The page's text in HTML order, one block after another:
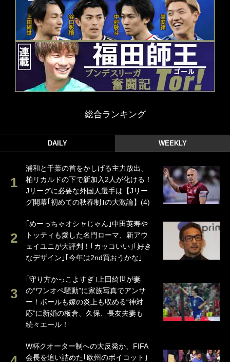
総合ランキング
DAILY WEEKLY
浦和と千葉の首をかしげる主力放出、
柏リカルドの下で新加入2人が化ける！
Jリーグに必要な外国人選手は【Jリー
グ開幕｢初めての秋春制｣の大激論】(4)
｢めーっちゃオシャじゃん｣中田英寿や
トッティも愛した名門ローマ、新アウ
ェイユニが大評判！｢カッコいい｣｢好き
なデザイン｣｢今年は2nd買おうかな｣
｢守り方かっこよすぎ｣上田綺世が妻
の“ワンオペ騒動”に家族写真でアンサ
ー！ボールも嫁の炎上も収める“神対
応”に新婚の板倉、久保、長友夫妻も
続々エール！
W杯クオーター制への大反発か、FIFA
会長を追い詰めた｢欧州のボイコット｣